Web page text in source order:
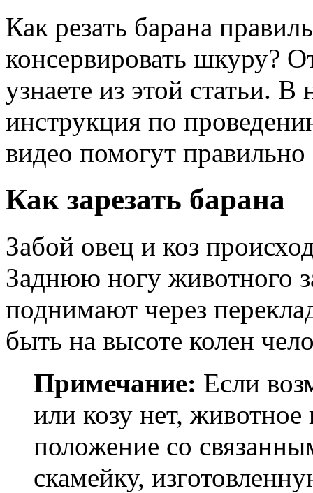
Как резать барана
консервировать шкуру?
узнаете из этой статьи.
инструкция по
видео помогут
Как зарезать барана
Забой овец и коз
Заднюю ногу животного
поднимают через
быть на высоте колен
Примечание: Если
или козу нет, животное
положение со
скамейку,